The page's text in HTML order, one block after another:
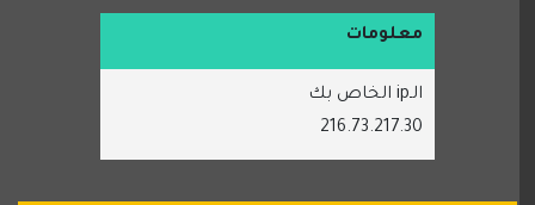
معلومات
الـip الخاص بك
216.73.217.30